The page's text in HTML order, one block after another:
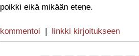
poikki eikä mikään etene.
kommentoi | linkki kirjoitukseen